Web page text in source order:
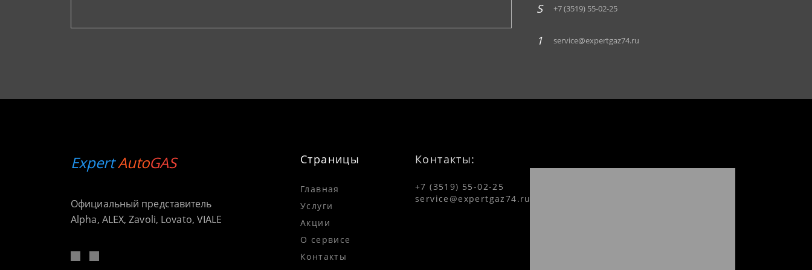
+7 (3519) 55-02-25
service@expertgaz74.ru
ExpertAutoGAS
Официальный представитель
Alpha, ALEX, Zavoli, Lovato, VIALE
Страницы
Главная
Услуги
Акции
О сервисе
Контакты
Контакты:
+7 (3519) 55-02-25
service@expertgaz74.ru